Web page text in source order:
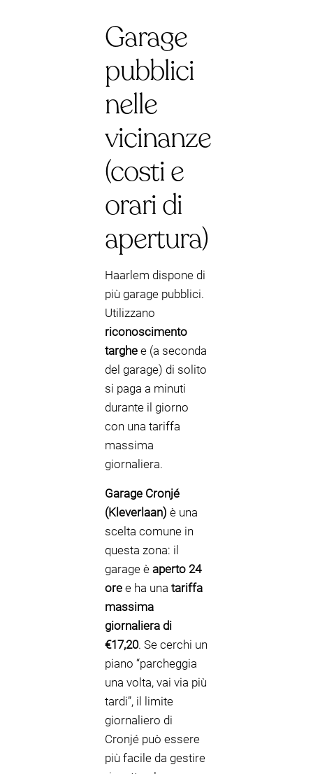
Garage
pubblici
nelle
vicinanze
(costi e
orari di
apertura)
Haarlem dispone di
più garage pubblici.
Utilizzano
riconoscimento
targhe e (a seconda
del garage) di solito
si paga a minuti
durante il giorno
con una tariffa
massima
giornaliera.
Garage Cronjé
(Kleverlaan) è una
scelta comune in
questa zona: il
garage è aperto 24
ore e ha una tariffa
massima
giornaliera di
€17,20. Se cerchi un
piano “parcheggia
una volta, vai via più
tardi”, il limite
giornaliero di
Cronjé può essere
più facile da gestire